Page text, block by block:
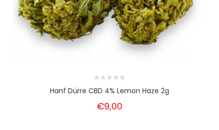
Hanf Dürre CBD 4% Lemon Haze 2g
€9,00